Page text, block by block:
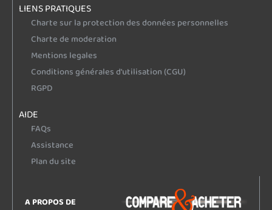
LIENS PRATIQUES
Charte sur la protection des données personnelles
Charte de moderation
Mentions legales
Conditions générales d'utilisation (CGU)
RGPD
AIDE
FAQs
Assistance
Plan du site
A PROPOS DE